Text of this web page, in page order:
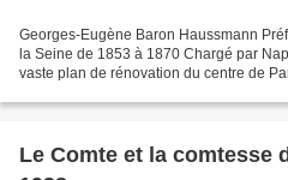
Georges-Eugène Baron Haussmann
la Seine de 1853 à 1870 Chargé par
vaste plan de rénovation du centre de
Le Comte et la comtesse